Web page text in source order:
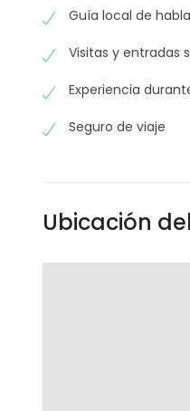
Guía local de
Visitas y entradas
Experiencia
Seguro de viaje
Ubicación